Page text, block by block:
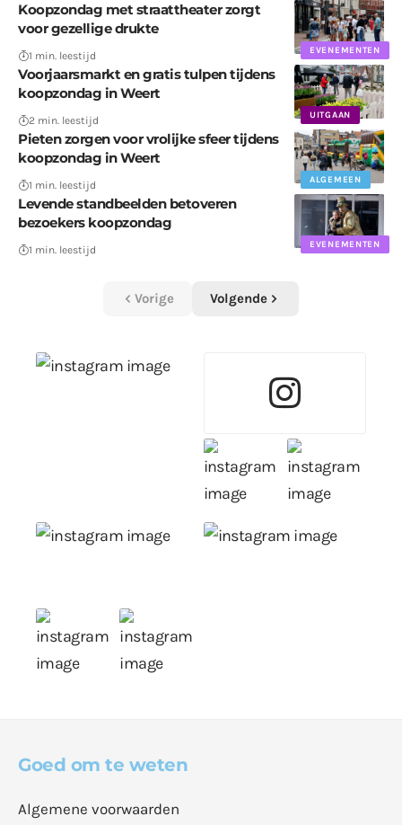
EVENEMENTEN
Koopzondag met straattheater zorgt
voor gezellige drukte
1 min. leestijd
UITGAAN
Voorjaarsmarkt en gratis tulpen tijdens
koopzondag in Weert
2 min. leestijd
ALGEMEEN
Pieten zorgen voor vrolijke sfeer tijdens
koopzondag in Weert
1 min. leestijd
EVENEMENTEN
Levende standbeelden betoveren
bezoekers koopzondag
1 min. leestijd
Vorige Volgende
Goed om te weten
Algemene voorwaarden